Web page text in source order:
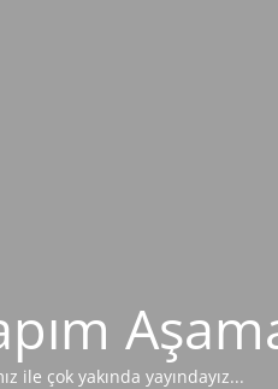
ile çok yakında yayındayız...